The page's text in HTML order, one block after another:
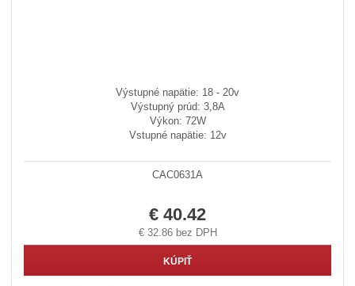
Výstupné napätie: 18 - 20v
Výstupný prúd: 3,8A
Výkon: 72W
Vstupné napätie: 12v
CAC0631A
€ 40.42
€ 32.86 bez DPH
KÚPIŤ